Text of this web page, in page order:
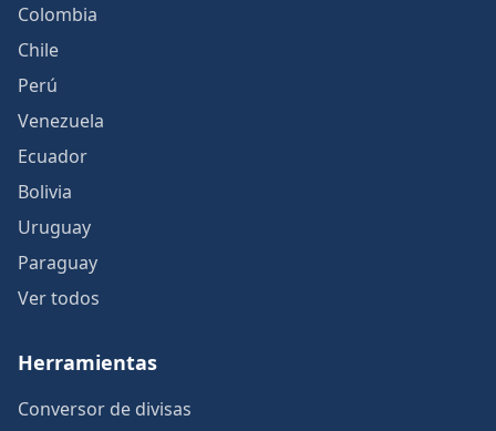
Colombia
Chile
Perú
Venezuela
Ecuador
Bolivia
Uruguay
Paraguay
Ver todos
Herramientas
Conversor de divisas